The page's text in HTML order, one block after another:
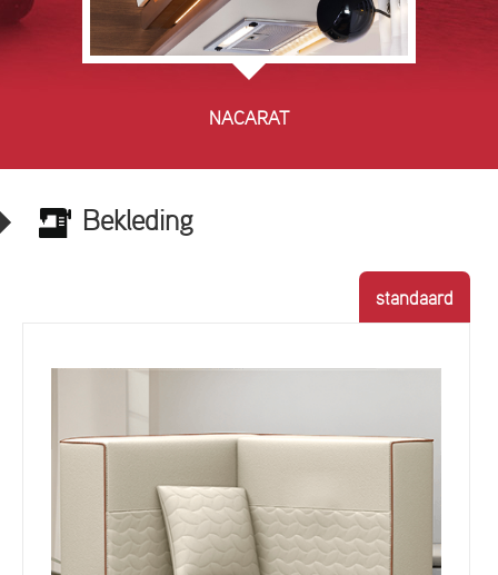
NACARAT
Bekleding
standaard